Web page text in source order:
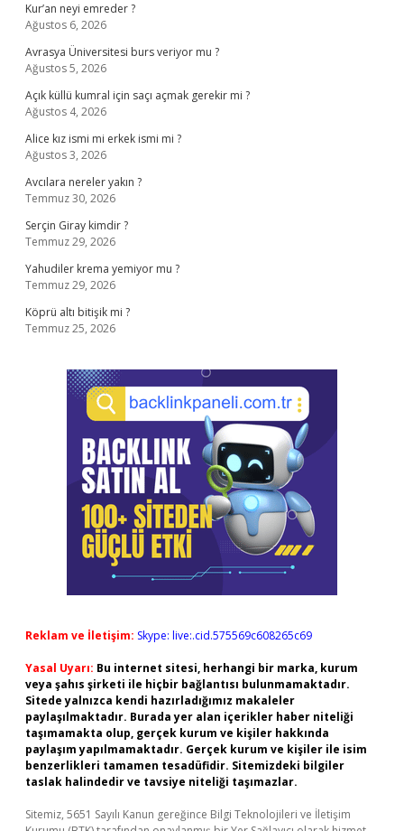
Kur’an neyi emreder ?
Ağustos 6, 2026
Avrasya Üniversitesi burs veriyor mu ?
Ağustos 5, 2026
Açık küllü kumral için saçı açmak gerekir mi ?
Ağustos 4, 2026
Alice kız ismi mi erkek ismi mi ?
Ağustos 3, 2026
Avcılara nereler yakın ?
Temmuz 30, 2026
Serçin Giray kimdir ?
Temmuz 29, 2026
Yahudiler krema yemiyor mu ?
Temmuz 29, 2026
Köprü altı bitişik mi ?
Temmuz 25, 2026
Reklam ve İletişim: Skype: live:.cid.575569c608265c69
Yasal Uyarı: Bu internet sitesi, herhangi bir marka, kurum
veya şahıs şirketi ile hiçbir bağlantısı bulunmamaktadır.
Sitede yalnızca kendi hazırladığımız makaleler
paylaşılmaktadır. Burada yer alan içerikler haber niteliği
taşımamakta olup, gerçek kurum ve kişiler hakkında
paylaşım yapılmamaktadır. Gerçek kurum ve kişiler ile isim
benzerlikleri tamamen tesadüfidir. Sitemizdeki bilgiler
taslak halindedir ve tavsiye niteliği taşımazlar.
Sitemiz, 5651 Sayılı Kanun gereğince Bilgi Teknolojileri ve İletişim